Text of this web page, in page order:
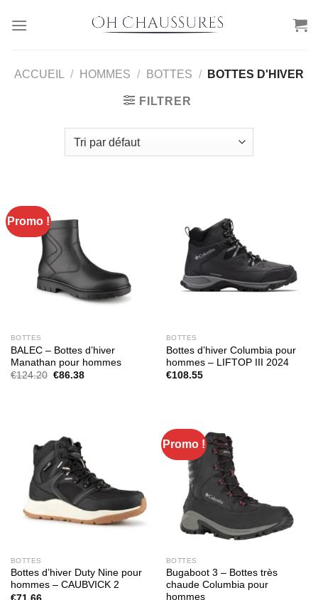
ACCUEIL / HOMMES / BOTTES / BOTTES D'HIVER
FILTRER
Promo !
BOTTES
BALEC – Bottes d’hiver
Manathan pour hommes
€124.20 Le
€86.38Le
BOTTES
Bottes d’hiver Columbia pour
hommes – LIFTOP III 2024
€108.55
BOTTES
Bottes d’hiver Duty Nine pour
hommes – CAUBVICK 2
Promo !
BOTTES
Bugaboot 3 – Bottes très
chaude Columbia pour
hommes